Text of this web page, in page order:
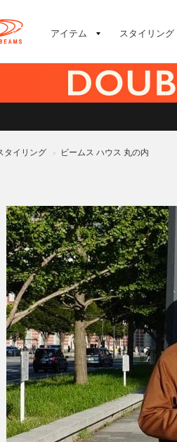
アイテム スタイリング
タイリング > ビームス ハウス 丸の内